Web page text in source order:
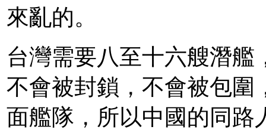
來亂的。
台灣需要八至十六艘潛
不會被封鎖，不會被包圍
面艦隊，所以中國的同路